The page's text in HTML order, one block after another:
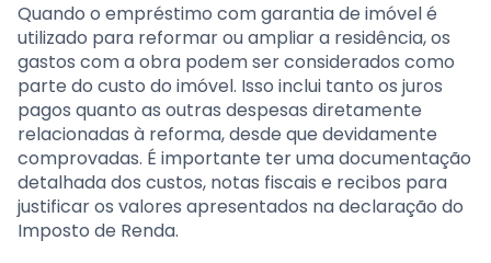
Quando o empréstimo com garantia de imóvel é
utilizado para reformar ou ampliar a residência, os
gastos com a obra podem ser considerados como
parte do custo do imóvel. Isso inclui tanto os juros
pagos quanto as outras despesas diretamente
relacionadas à reforma, desde que devidamente
comprovadas. É importante ter uma documentação
detalhada dos custos, notas fiscais e recibos para
justificar os valores apresentados na declaração do
Imposto de Renda.